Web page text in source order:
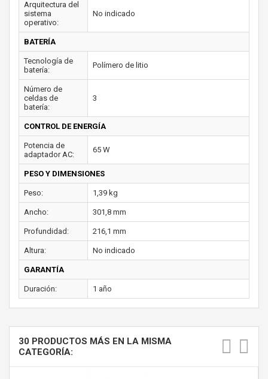
Arquitectura del
sistema
operativo:
No indicado
BATERÍA
Tecnología de
batería:
Polímero de litio
Número de
celdas de
batería:
3
CONTROL DE ENERGÍA
Potencia de
adaptador AC:
65 W
PESO Y DIMENSIONES
Peso: 1,39 kg
Ancho: 301,8 mm
Profundidad: 216,1 mm
Altura: No indicado
GARANTÍA
Duración: 1 año
30 PRODUCTOS MÁS EN LA MISMA
CATEGORÍA: